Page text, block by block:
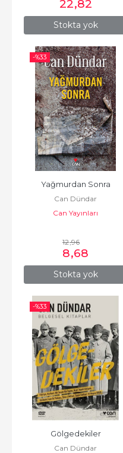
Stokta yok
22,82
-%33
Stokta yok
Yağmurdan Sonra
Can Dündar
Can Yayınları
12,96
8,68
-%33
Gölgedekiler
Can Dündar